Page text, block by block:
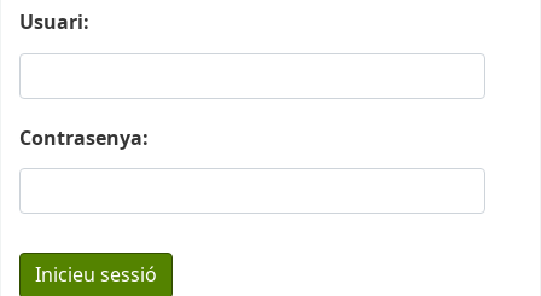
Usuari:
Contrasenya: